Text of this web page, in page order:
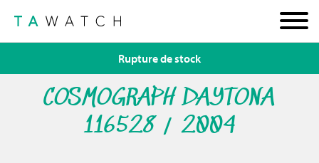
COSMOGRAPH DAYTONA
116528 / 2004
Rupture de stock